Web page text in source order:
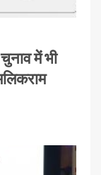
में भी